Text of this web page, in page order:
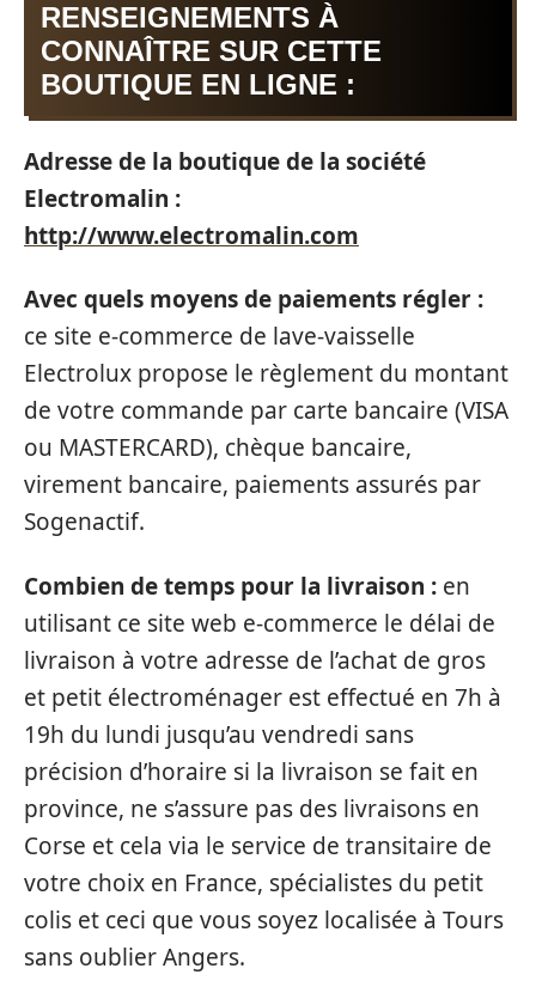
RENSEIGNEMENTS À
CONNAÎTRE SUR CETTE
BOUTIQUE EN LIGNE :
Adresse de la boutique de la société
Electromalin :
http://www.electromalin.com
Avec quels moyens de paiements régler :
ce site e-commerce de lave-vaisselle
Electrolux propose le règlement du montant
de votre commande par carte bancaire (VISA
ou MASTERCARD), chèque bancaire,
virement bancaire, paiements assurés par
Sogenactif.
Combien de temps pour la livraison : en
utilisant ce site web e-commerce le délai de
livraison à votre adresse de l’achat de gros
et petit électroménager est effectué en 7h à
19h du lundi jusqu’au vendredi sans
précision d’horaire si la livraison se fait en
province, ne s’assure pas des livraisons en
Corse et cela via le service de transitaire de
votre choix en France, spécialistes du petit
colis et ceci que vous soyez localisée à Tours
sans oublier Angers.